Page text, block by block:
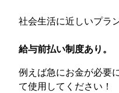
社会生活に近しいプラ
給与前払い制度あり。
例えば急にお金が必要
て使用してください！